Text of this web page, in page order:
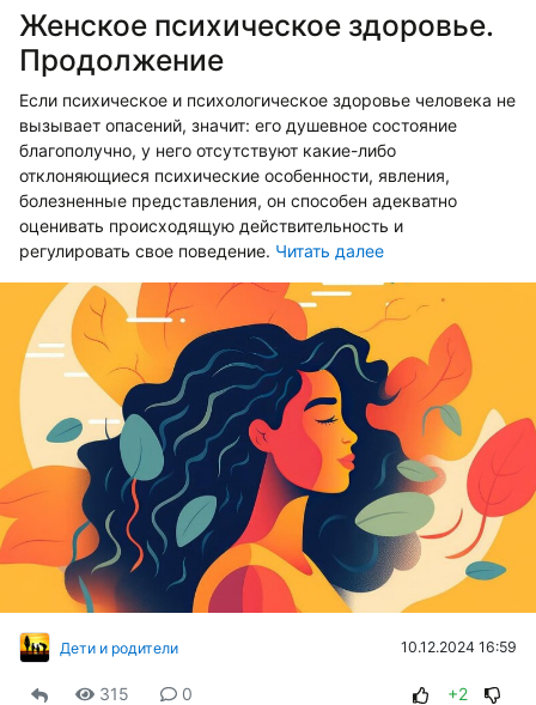
Женское психическое здоровье.
Продолжение
Если психическое и психологическое здоровье человека не
вызывает опасений, значит: его душевное состояние
благополучно, у него отсутствуют какие-либо
отклоняющиеся психические особенности, явления,
болезненные представления, он способен адекватно
оценивать происходящую действительность и
регулировать свое поведение. Читать далее
Дети и родители 10.12.2024 16:59
315 0 +2